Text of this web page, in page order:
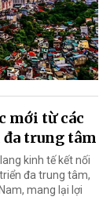
mới từ các
trung tâm
kinh tế kết nối
đa trung tâm,
mang lại lợi